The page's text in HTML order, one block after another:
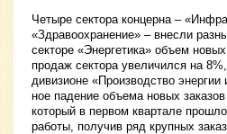
Четыре сектора концерна –
«Здравоохранение» – внесли
секторе «Энергетика» объем
продаж сектора увеличился на
дивизионе «Производство
ное падение объема новых
который в первом квартале
работы, получив ряд крупных